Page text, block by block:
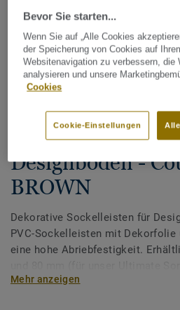
Tarkett Zubehör Komplettsortiment
Dekorative
Designböden -
BROWN
Dekorative Sockelleisten für
PVC-Sockelleisten mit Dekorfolie
eine hohe Abriebfestigkeit.
unsere Designböden
Mehr anzeigen
Bevor Sie starten...
Wenn Sie auf „Alle Cookies
der Speicherung von Cookies auf
Websitenavigation zu verbessern, die
analysieren und unsere
Cookies
Cookie-Einstellungen